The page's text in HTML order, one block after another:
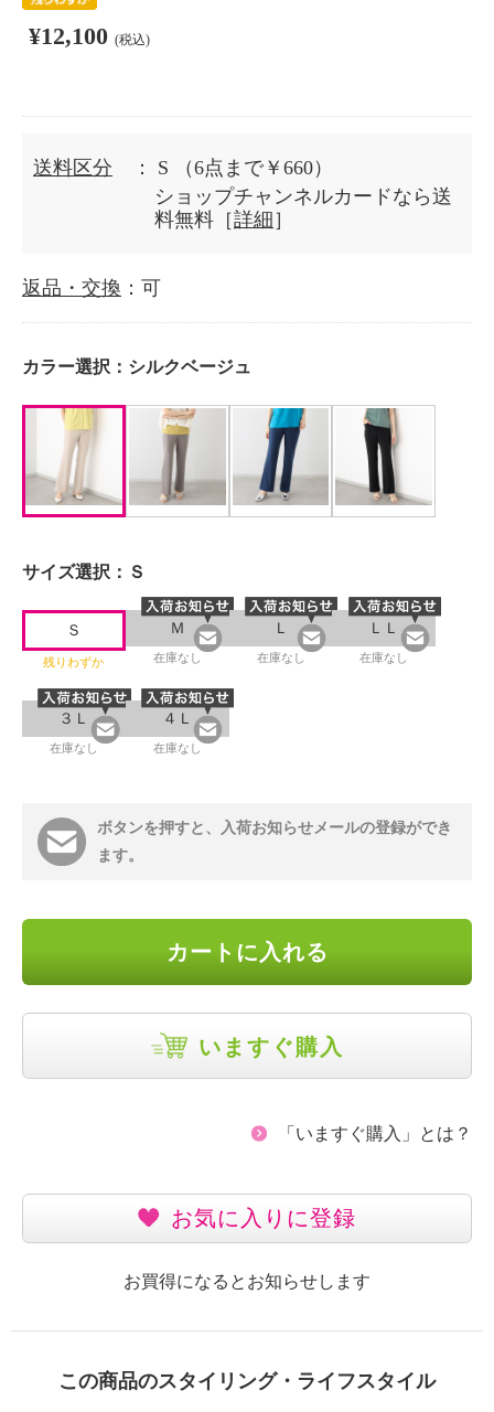
¥12,100 (税込)
送料区分 ： S
（6点まで￥660）
ショップチャンネルカードなら送
料無料［詳細 ］
返品・交換 ：可
カラー選択： シルクベージュ
サイズ選択： Ｓ
Ｓ
残りわずか
Ｍ
在庫なし
Ｌ
在庫なし
ＬＬ
在庫なし
３Ｌ
在庫なし
４Ｌ
在庫なし
ボタンを押すと、入荷お知らせメールの登録ができ
ます。
カートに入れる
いますぐ購入
「いますぐ購入」とは？
お気に入りに登録
お買得になるとお知らせします
この商品のスタイリング・ライフスタイル